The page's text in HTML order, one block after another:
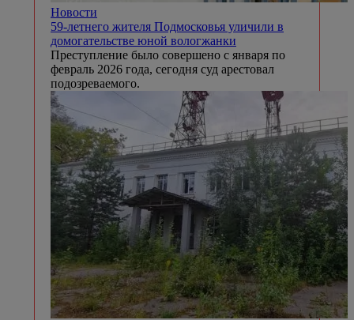
Новости
59-летнего жителя Подмосковья уличили в
домогательстве юной вологжанки
Преступление было совершено с января по
февраль 2026 года, сегодня суд арестовал
подозреваемого.